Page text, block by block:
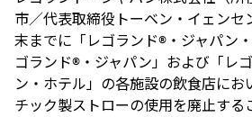
市／代表取締役トーベン・イェンセ
末までに「レゴランド®・ジャパン
ゴランド®・ジャパン」および「レ
ン・ホテル」の各施設の飲食店にお
チック製ストローの使用を廃止する